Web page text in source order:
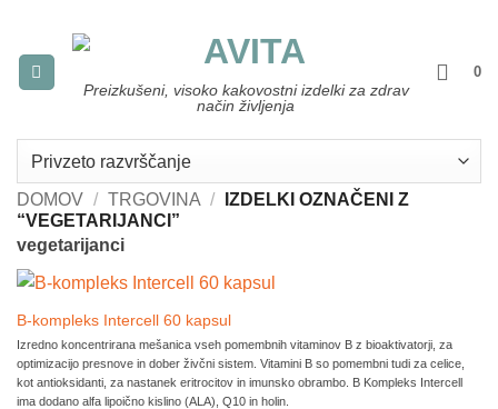
vsebino
Preizkušeni, visoko kakovostni izdelki za zdrav
način življenja
0
DOMOV / TRGOVINA /
IZDELKI OZNAČENI Z
“VEGETARIJANCI”
vegetarijanci
B-kompleks Intercell 60 kapsul
Izredno koncentrirana mešanica vseh pomembnih vitaminov B z bioaktivatorji, za
optimizacijo presnove in dober živčni sistem. Vitamini B so pomembni tudi za celice,
kot antioksidanti, za nastanek eritrocitov in imunsko obrambo. B Kompleks Intercell
ima dodano alfa lipoično kislino (ALA), Q10 in holin.